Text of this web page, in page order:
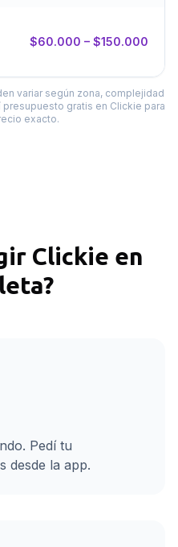
$60.000 – $150.000
variar según zona, complejidad
gratis en Clickie para
exacto.
Clickie en
?
Pedí tu
desde la app.